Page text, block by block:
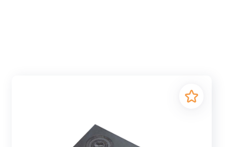
и позволяя использовать ее для кулинарных